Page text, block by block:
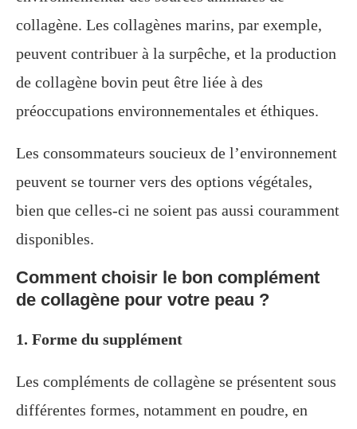
collagène. Les collagènes marins, par exemple,
peuvent contribuer à la surpêche, et la production
de collagène bovin peut être liée à des
préoccupations environnementales et éthiques.
Les consommateurs soucieux de l’environnement
peuvent se tourner vers des options végétales,
bien que celles-ci ne soient pas aussi couramment
disponibles.
Comment choisir le bon complément
de collagène pour votre peau ?
1. Forme du supplément
Les compléments de collagène se présentent sous
différentes formes, notamment en poudre, en